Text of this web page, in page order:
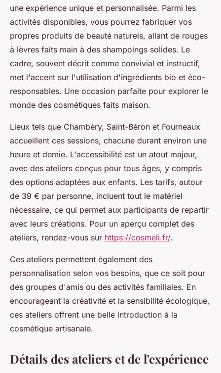
une expérience unique et personnalisée. Parmi les
activités disponibles, vous pourrez fabriquer vos
propres produits de beauté naturels, allant de rouges
à lèvres faits main à des shampoings solides. Le
cadre, souvent décrit comme convivial et instructif,
met l'accent sur l'utilisation d'ingrédients bio et éco-
responsables. Une occasion parfaite pour explorer le
monde des cosmétiques faits maison.
Lieux tels que Chambéry, Saint-Béron et Fourneaux
accueillent ces sessions, chacune durant environ une
heure et demie. L'accessibilité est un atout majeur,
avec des ateliers conçus pour tous âges, y compris
des options adaptées aux enfants. Les tarifs, autour
de 39 € par personne, incluent tout le matériel
nécessaire, ce qui permet aux participants de repartir
avec leurs créations. Pour un aperçu complet des
ateliers, rendez-vous sur https://cosmeli.fr/.
Ces ateliers permettent également des
personnalisation selon vos besoins, que ce soit pour
des groupes d'amis ou des activités familiales. En
encourageant la créativité et la sensibilité écologique,
ces ateliers offrent une belle introduction à la
cosmétique artisanale.
Détails des ateliers et de l'expérience